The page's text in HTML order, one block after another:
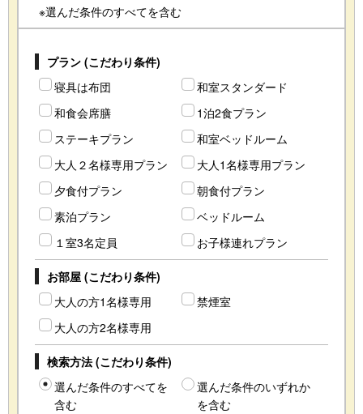
※選んだ条件のすべてを含む
プラン (こだわり条件)
寝具は布団
和室スタンダード
和食会席膳
1泊2食プラン
ステーキプラン
和室ベッドルーム
大人２名様専用プラン
大人1名様専用プラン
夕食付プラン
朝食付プラン
素泊プラン
ベッドルーム
１室3名定員
お子様連れプラン
お部屋 (こだわり条件)
大人の方1名様専用
禁煙室
大人の方2名様専用
検索方法 (こだわり条件)
選んだ条件のすべてを
含む
選んだ条件のいずれか
を含む